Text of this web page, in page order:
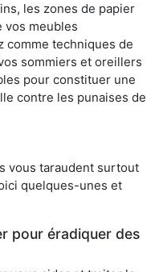
les zones de papier
vos meubles
comme techniques de
sommiers et oreillers
pour constituer une
contre les punaises de
vous taraudent surtout
quelques-unes et
pour éradiquer des